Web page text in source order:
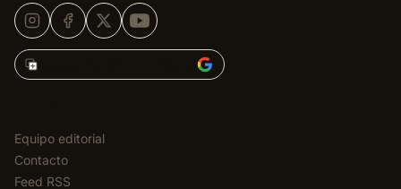
Agregar Korean Car Blog en
Equipo editorial
Contacto
Feed RSS